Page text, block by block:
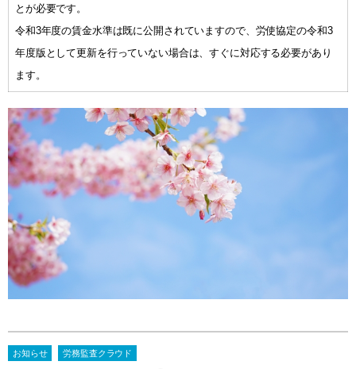
とが必要です。
令和3年度の賃金水準は既に公開されていますので、労使協定の令和3
年度版として更新を行っていない場合は、すぐに対応する必要があり
ます。
お知らせ 労務監査クラウド